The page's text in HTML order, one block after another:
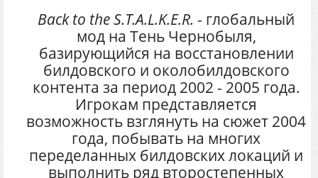
Back to the S.T.A.L.K.E.R. - глобальный
мод на Тень Чернобыля,
базирующийся на восстановлении
билдовского и околобилдовского
контента за период 2002 - 2005 года.
Игрокам представляется
возможность взглянуть на сюжет 2004
года, побывать на многих
переделанных билдовских локаций и
выполнить ряд второстепенных